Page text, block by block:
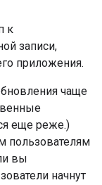
к
записи,
приложения.
чаще
еще реже.)
пользователям
вы
начнут